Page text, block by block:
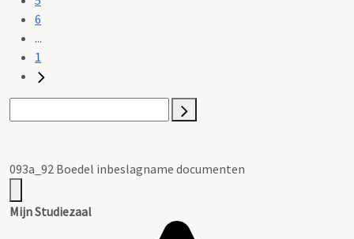
6
...
1
093a_92 Boedel inbeslagname documenten
Mijn Studiezaal